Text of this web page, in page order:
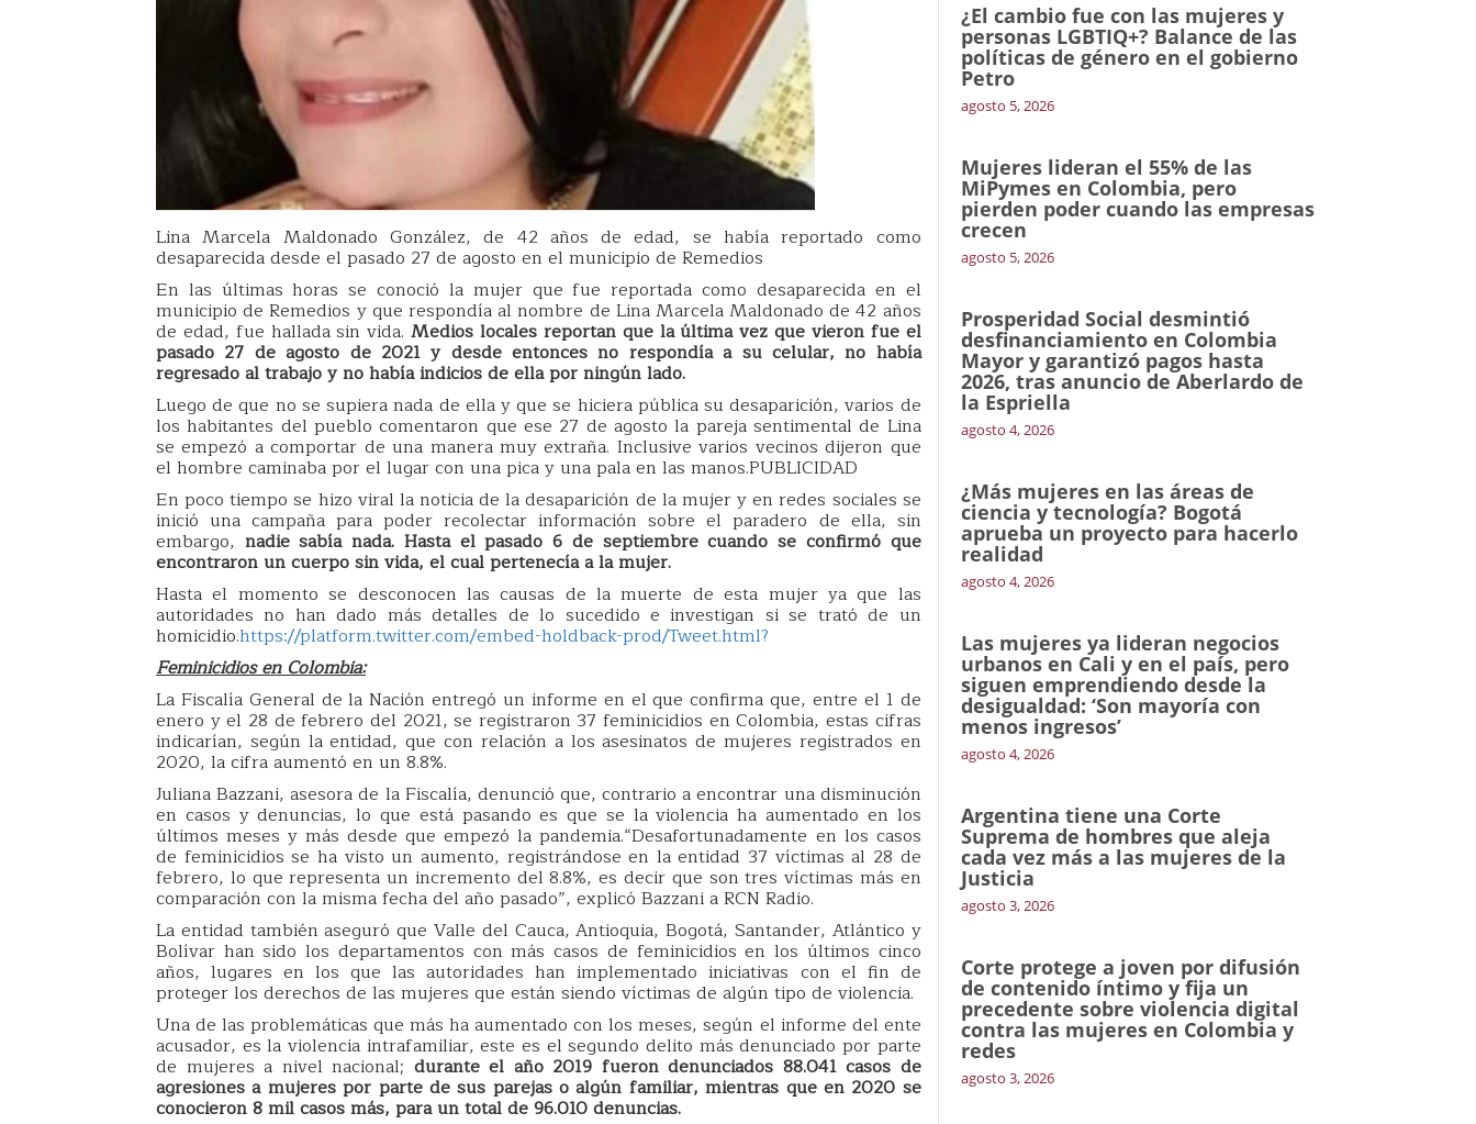
Lina Marcela Maldonado González, de 42 años de edad, se había reportado como
desaparecida desde el pasado 27 de agosto en el municipio de Remedios
En las últimas horas se conoció la mujer que fue reportada como desaparecida en el
municipio de Remedios y que respondía al nombre de Lina Marcela Maldonado de 42 años
de edad, fue hallada sin vida.Medios locales reportan que la última vez que vieron fue el
pasado 27 de agosto de 2021 y desde entonces no respondía a su celular, no había
regresado al trabajo y no había indicios de ella por ningún lado.
Luego de que no se supiera nada de ella y que se hiciera pública su desaparición, varios de
los habitantes del pueblo comentaron que ese 27 de agosto la pareja sentimental de Lina
se empezó a comportar de una manera muy extraña. Inclusive varios vecinos dijeron que
el hombre caminaba por el lugar con una pica y una pala en las manos.PUBLICIDAD
En poco tiempo se hizo viral la noticia de la desaparición de la mujer y en redes sociales se
inició una campaña para poder recolectar información sobre el paradero de ella, sin
embargo, nadie sabía nada. Hasta el pasado 6 de septiembre cuando se confirmó que
encontraron un cuerpo sin vida, el cual pertenecía a la mujer.
Hasta el momento se desconocen las causas de la muerte de esta mujer ya que las
autoridades no han dado más detalles de lo sucedido e investigan si se trató de un
homicidio.https://platform.twitter.com/embed-holdback-prod/Tweet.html?
Feminicidios en Colombia:
La Fiscalía General de la Nación entregó un informe en el que confirma que, entre el 1 de
enero y el 28 de febrero del 2021, se registraron 37 feminicidios en Colombia, estas cifras
indicarían, según la entidad, que con relación a los asesinatos de mujeres registrados en
2020, la cifra aumentó en un 8.8%.
Juliana Bazzani, asesora de la Fiscalía, denunció que, contrario a encontrar una disminución
en casos y denuncias, lo que está pasando es que se la violencia ha aumentado en los
últimos meses y más desde que empezó la pandemia.“Desafortunadamente en los casos
de feminicidios se ha visto un aumento, registrándose en la entidad 37 víctimas al 28 de
febrero, lo que representa un incremento del 8.8%, es decir que son tres víctimas más en
comparación con la misma fecha del año pasado”, explicó Bazzani a RCN Radio.
La entidad también aseguró que Valle del Cauca, Antioquia, Bogotá, Santander, Atlántico y
Bolívar han sido los departamentos con más casos de feminicidios en los últimos cinco
años, lugares en los que las autoridades han implementado iniciativas con el fin de
proteger los derechos de las mujeres que están siendo víctimas de algún tipo de violencia.
Una de las problemáticas que más ha aumentado con los meses, según el informe del ente
acusador, es la violencia intrafamiliar, este es el segundo delito más denunciado por parte
de mujeres a nivel nacional; durante el año 2019 fueron denunciados 88.041 casos de
agresiones a mujeres por parte de sus parejas o algún familiar, mientras que en 2020 se
conocieron 8 mil casos más, para un total de 96.010 denuncias.
¿El cambio fue con las mujeres y
personas LGBTIQ+? Balance de las
políticas de género en el gobierno
Petro
agosto 5, 2026
Mujeres lideran el 55% de las
MiPymes en Colombia, pero
pierden poder cuando las empresas
crecen
agosto 5, 2026
Prosperidad Social desmintió
desfinanciamiento en Colombia
Mayor y garantizó pagos hasta
2026, tras anuncio de Aberlardo de
la Espriella
agosto 4, 2026
¿Más mujeres en las áreas de
ciencia y tecnología? Bogotá
aprueba un proyecto para hacerlo
realidad
agosto 4, 2026
Las mujeres ya lideran negocios
urbanos en Cali y en el país, pero
siguen emprendiendo desde la
desigualdad: ‘Son mayoría con
menos ingresos’
agosto 4, 2026
Argentina tiene una Corte
Suprema de hombres que aleja
cada vez más a las mujeres de la
Justicia
agosto 3, 2026
Corte protege a joven por difusión
de contenido íntimo y fija un
precedente sobre violencia digital
contra las mujeres en Colombia y
redes
agosto 3, 2026